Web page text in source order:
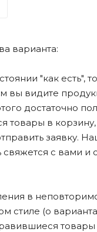
варианта:
"как есть",
вы видите
достаточно
товары в корзину,
заявку.
свяжется с вами и
в
стиле (о
товары